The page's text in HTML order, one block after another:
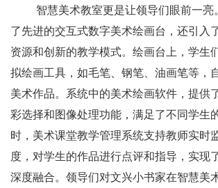
智慧美术教室更是让领导们眼前一亮
了先进的交互式数字美术绘画台，还引入
资源和创新的教学模式。绘画台上，学生
拟绘画工具，如毛笔、钢笔、油画笔等，
美术作品。系统中的美术绘画软件，提供
彩选择和图像处理功能，满足了不同学生
时，美术课堂教学管理系统支持教师实时
度，对学生的作品进行点评和指导，实现
深度融合。领导们对文兴小书家在智慧美